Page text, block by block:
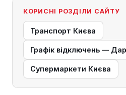
КОРИСНІ РОЗДІЛИ САЙТУ
Транспорт Києва
Графік відключень —
Супермаркети Києва